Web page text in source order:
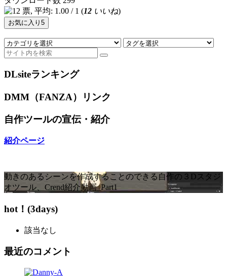
(12 いいね)
お気に入り 5
DLsiteランキング
DMM（FANZA）リンク
自作ツールの宣伝・紹介
紹介ページ
動きのあるシーンを作成することのできる自作の３Dスタジ
オツール、Crend紹介動画_Part1
hot！(3days)
該当なし
最近のコメント